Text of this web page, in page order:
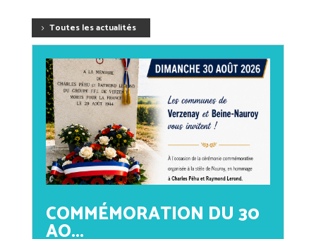
Toutes les actualités
COMMÉMORATION DU 30
AO...